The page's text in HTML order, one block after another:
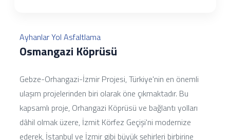
Ayhanlar Yol Asfaltlama
Osmangazi Köprüsü
Gebze-Orhangazi-İzmir Projesi, Türkiye'nin en önemli
ulaşım projelerinden biri olarak öne çıkmaktadır. Bu
kapsamlı proje, Orhangazi Köprüsü ve bağlantı yolları
dâhil olmak üzere, İzmit Körfez Geçişi'ni modernize
ederek, İstanbul ve İzmir gibi büyük şehirleri birbirine